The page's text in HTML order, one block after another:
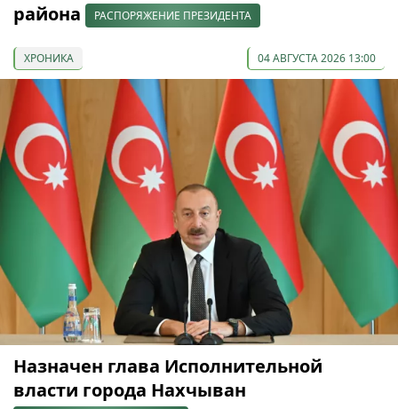
района
РАСПОРЯЖЕНИЕ ПРЕЗИДЕНТА
ХРОНИКА 04 АВГУСТА 2026 13:00
Назначен глава Исполнительной
власти города Нахчыван